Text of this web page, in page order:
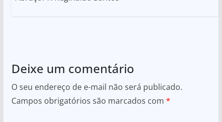
Deixe um comentário
O seu endereço de e-mail não será publicado.
Campos obrigatórios são marcados com *